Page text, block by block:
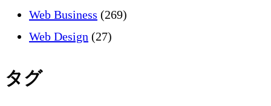
Web Business (269)
Web Design (27)
タグ